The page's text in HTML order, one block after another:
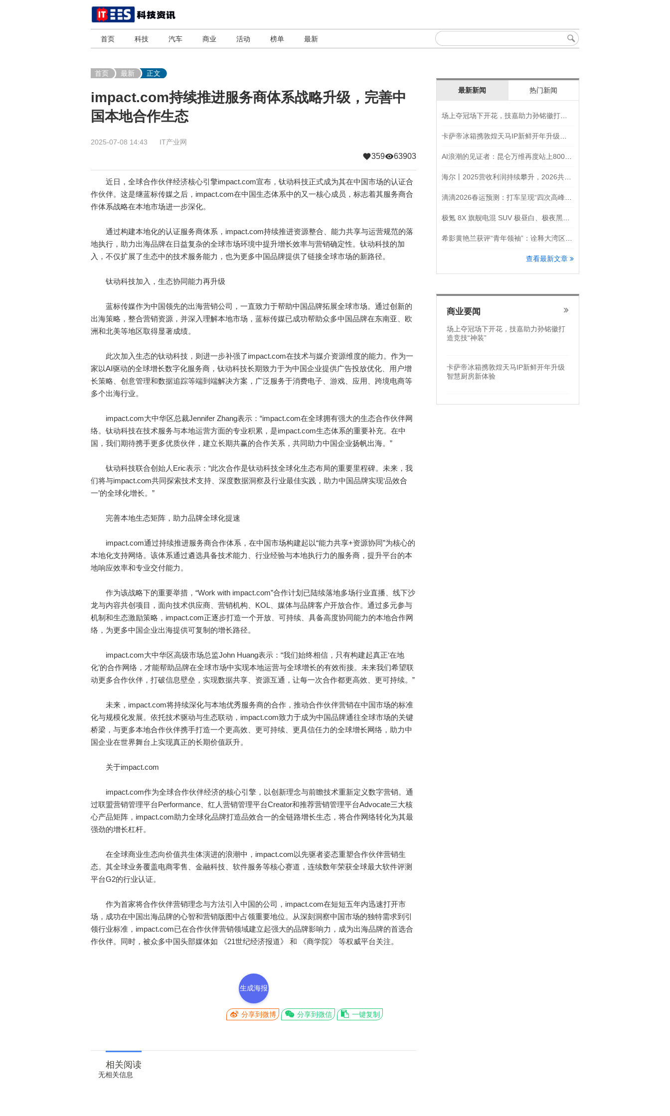
首页 科技 汽车 商业 活动 榜单 最新
首页 最新 正文
impact.com持续推进服务商体系战略升级，完善中
国本地合作生态
2025-07-08 14:43 IT产业网
359 63903
近日，全球合作伙伴经济核心引擎impact.com宣布，钛动科技正式成为其在中国市场的认证合
作伙伴。这是继蓝标传媒之后，impact.com在中国生态体系中的又一核心成员，标志着其服务商合
作体系战略在本地市场进一步深化。
通过构建本地化的认证服务商体系，impact.com持续推进资源整合、能力共享与运营规范的落
地执行，助力出海品牌在日益复杂的全球市场环境中提升增长效率与营销确定性。钛动科技的加
入，不仅扩展了生态中的技术服务能力，也为更多中国品牌提供了链接全球市场的新路径。
钛动科技加入，生态协同能力再升级
蓝标传媒作为中国领先的出海营销公司，一直致力于帮助中国品牌拓展全球市场。通过创新的
出海策略，整合营销资源，并深入理解本地市场，蓝标传媒已成功帮助众多中国品牌在东南亚、欧
洲和北美等地区取得显著成绩。
此次加入生态的钛动科技，则进一步补强了impact.com在技术与媒介资源维度的能力。作为一
家以AI驱动的全球增长数字化服务商，钛动科技长期致力于为中国企业提供广告投放优化、用户增
长策略、创意管理和数据追踪等端到端解决方案，广泛服务于消费电子、游戏、应用、跨境电商等
多个出海行业。
impact.com大中华区总裁Jennifer Zhang表示：“impact.com在全球拥有强大的生态合作伙伴网
络。钛动科技在技术服务与本地运营方面的专业积累，是impact.com生态体系的重要补充。在中
国，我们期待携手更多优质伙伴，建立长期共赢的合作关系，共同助力中国企业扬帆出海。”
钛动科技联合创始人Eric表示：“此次合作是钛动科技全球化生态布局的重要里程碑。未来，我
们将与impact.com共同探索技术支持、深度数据洞察及行业最佳实践，助力中国品牌实现‘品效合
一’的全球化增长。”
完善本地生态矩阵，助力品牌全球化提速
impact.com通过持续推进服务商合作体系，在中国市场构建起以“能力共享+资源协同”为核心的
本地化支持网络。该体系通过遴选具备技术能力、行业经验与本地执行力的服务商，提升平台的本
地响应效率和专业交付能力。
作为该战略下的重要举措，“Work with impact.com”合作计划已陆续落地多场行业直播、线下沙
龙与内容共创项目，面向技术供应商、营销机构、KOL、媒体与品牌客户开放合作。通过多元参与
机制和生态激励策略，impact.com正逐步打造一个开放、可持续、具备高度协同能力的本地合作网
络，为更多中国企业出海提供可复制的增长路径。
impact.com大中华区高级市场总监John Huang表示：“我们始终相信，只有构建起真正‘在地
化’的合作网络，才能帮助品牌在全球市场中实现本地运营与全球增长的有效衔接。未来我们希望联
动更多合作伙伴，打破信息壁垒，实现数据共享、资源互通，让每一次合作都更高效、更可持续。”
未来，impact.com将持续深化与本地优秀服务商的合作，推动合作伙伴营销在中国市场的标准
化与规模化发展。依托技术驱动与生态联动，impact.com致力于成为中国品牌通往全球市场的关键
桥梁，与更多本地合作伙伴携手打造一个更高效、更可持续、更具信任力的全球增长网络，助力中
国企业在世界舞台上实现真正的长期价值跃升。
关于impact.com
impact.com作为全球合作伙伴经济的核心引擎，以创新理念与前瞻技术重新定义数字营销。通
过联盟营销管理平台Performance、红人营销管理平台Creator和推荐营销管理平台Advocate三大核
心产品矩阵，impact.com助力全球化品牌打造品效合一的全链路增长生态，将合作网络转化为其最
强劲的增长杠杆。
在全球商业生态向价值共生体演进的浪潮中，impact.com以先驱者姿态重塑合作伙伴营销生
态。其全球业务覆盖电商零售、金融科技、软件服务等核心赛道，连续数年荣获全球最大软件评测
平台G2的行业认证。
作为首家将合作伙伴营销理念与方法引入中国的公司，impact.com在短短五年内迅速打开市
场，成功在中国出海品牌的心智和营销版图中占领重要地位。从深刻洞察中国市场的独特需求到引
领行业标准，impact.com已在合作伙伴营销领域建立起强大的品牌影响力，成为出海品牌的首选合
作伙伴。同时，被众多中国头部媒体如 《21世纪经济报道》 和 《商学院》 等权威平台关注。
生成海报
分享到微博 分享到微信 一键复制
相关阅读
无相关信息
最新新闻 热门新闻
查看最新文章
商业要闻
场上夺冠场下开花，技嘉助力孙铭徽打
造竞技“神装”
卡萨帝冰箱携敦煌天马IP新鲜开年升级
智慧厨房新体验